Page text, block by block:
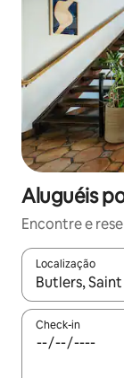
Aluguéis
Encontre e
Localização
Quando os
Check-in